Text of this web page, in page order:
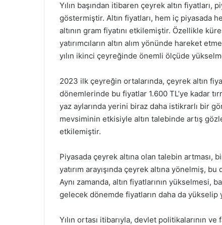
Yılın başından itibaren çeyrek altın fiyatları,
göstermiştir. Altın fiyatları, hem iç piyasada
altının gram fiyatını etkilemiştir. Özellikle
yatırımcıların altın alım yönünde hareket
yılın ikinci çeyreğinde önemli ölçüde
2023 ilk çeyreğin ortalarında, çeyrek altın
dönemlerinde bu fiyatlar 1.600 TL’ye kadar
yaz aylarında yerini biraz daha istikrarlı bir
mevsiminin etkisiyle altın talebinde artış
etkilemiştir.
Piyasada çeyrek altına olan talebin artması,
yatırım arayışında çeyrek altına yönelmiş,
Aynı zamanda, altın fiyatlarının yükselmesi,
gelecek dönemde fiyatların daha da
Yılın ortası itibarıyla, devlet politikalarının